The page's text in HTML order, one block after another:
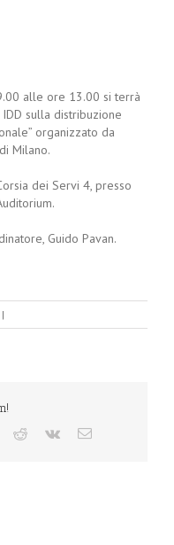
alle ore 13.00 si terrà
sulla distribuzione
organizzato da
Milano.
dei Servi 4, presso
Guido Pavan.
|